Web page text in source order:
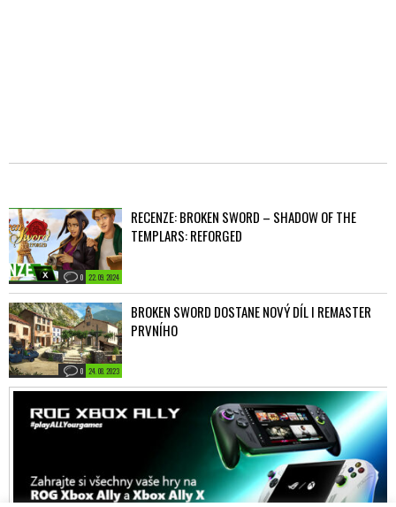
22. 09. 2024
0
RECENZE: BROKEN SWORD – SHADOW OF THE
TEMPLARS: REFORGED
24. 08. 2023
0
BROKEN SWORD DOSTANE NOVÝ DÍL I REMASTER
PRVNÍHO